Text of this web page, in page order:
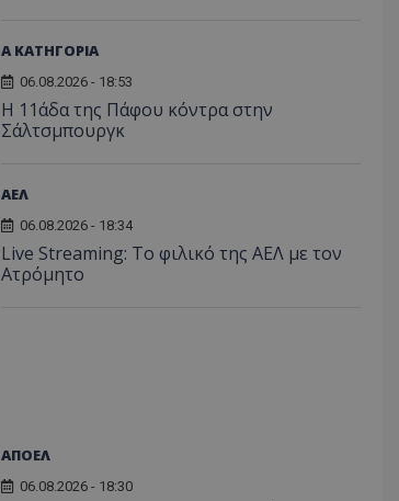
Α ΚΑΤΗΓΟΡΙΑ
06.08.2026 - 18:53
Η 11άδα της Πάφου κόντρα στην
Σάλτσμπουργκ
ΑΕΛ
06.08.2026 - 18:34
Live Streaming: Το φιλικό της ΑΕΛ με τον
Ατρόμητο
ΑΠΟΕΛ
06.08.2026 - 18:30